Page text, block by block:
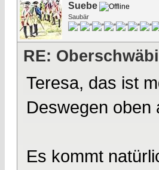
Suebe
Saubär
RE:
Teresa, das ist
Deswegen oben
Es kommt